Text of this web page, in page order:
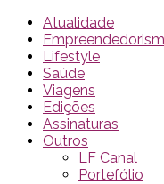
Atualidade
Lifestyle
Saúde
Viagens
Edições
Assinaturas
Outros
LF Canal
Portefólio